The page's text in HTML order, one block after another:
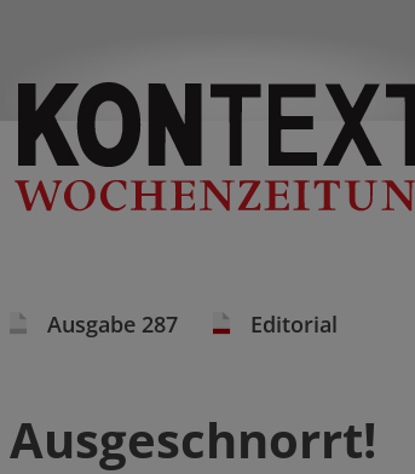
Ausgabe 287 Editorial
Ausgeschnorrt!